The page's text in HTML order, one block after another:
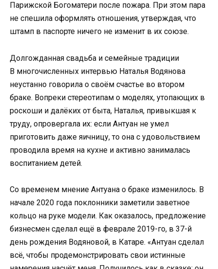
Парижской Богоматери после пожара. При этом пара
не спешила оформлять отношения, утверждая, что
штамп в паспорте ничего не изменит в их союзе.
Долгожданная свадьба и семейные традиции
В многочисленных интервью Наталья Водянова
неустанно говорила о своём счастье во втором
браке. Вопреки стереотипам о моделях, утопающих в
роскоши и далёких от быта, Наталья, привыкшая к
труду, опровергала их: если Антуан не умел
приготовить даже яичницу, то она с удовольствием
проводила время на кухне и активно занималась
воспитанием детей.
Со временем мнение Антуана о браке изменилось. В
начале 2020 года поклонники заметили заветное
кольцо на руке модели. Как оказалось, предложение
бизнесмен сделал ещё в феврале 2019-го, в 37-й
день рождения Водяновой, в Катаре. «Антуан сделал
всё, чтобы продемонстрировать свои истинные